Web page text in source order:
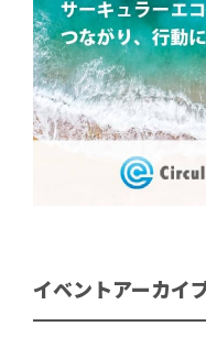
イベントアーカイ